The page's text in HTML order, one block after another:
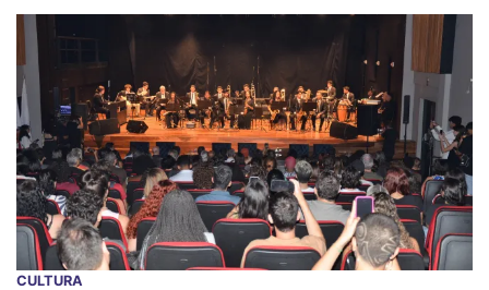
CULTURA